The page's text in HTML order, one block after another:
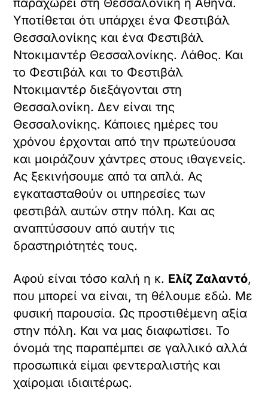
αυτοκτονήσει (το 1937). Αποτελεί και μια
έμμεση απάντηση στην κα Διευθύντρια.
Εξετάζοντας τον
ευρωπαϊκό πολιτισμό ο
Συκουτρής θεωρεί πως
επειδή οι ρίζες του
ταυτίζονται με τον αρχαίο
ελληνικό κάθε φορά που
περνά διαδοχικά στάδια
Αναγεννήσεως στρέφει
το βλέμμα προς την
αρχαία εποχή για να
αναβαπτισθεί. Να πάρει
Η Αναγέννηση είναι ένα συνεχές
φαινόμενο στην ευρωπαϊκή εξέλιξη που
δημιουργεί νέες μορφές αναλόγως των
αναγκών. Είναι κατ’ εξοχήν πνευματικό